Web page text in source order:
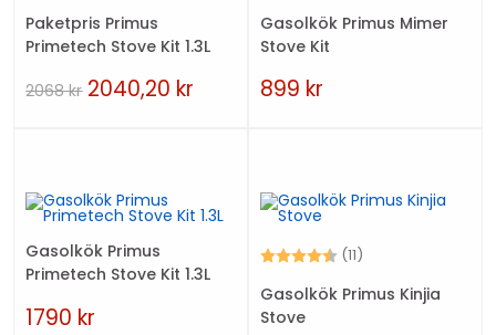
Paketpris Primus
Primetech Stove Kit 1.3L
2068kr 2040,20 kr
Gasolkök Primus Mimer
Stove Kit
899 kr
Gasolkök Primus
Primetech Stove Kit 1.3L
1790 kr
Betyg: (11)
Gasolkök Primus Kinjia
Stove